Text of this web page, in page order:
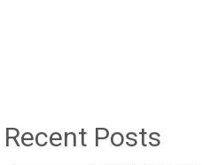
Recent Posts